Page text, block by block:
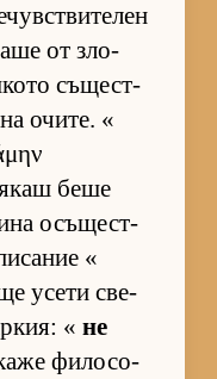
от зло­
съ­щес­т­
очи­те. «
беше
осъ­щес­т­
«
усети све­
« не
фи­ло­со­